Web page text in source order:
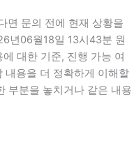
면 문의 전에 현재 상황을
년06월18일 13시43분 원
대한 기준, 진행 가능 여
내용을 더 정확하게 이해할
부분을 놓치거나 같은 내용